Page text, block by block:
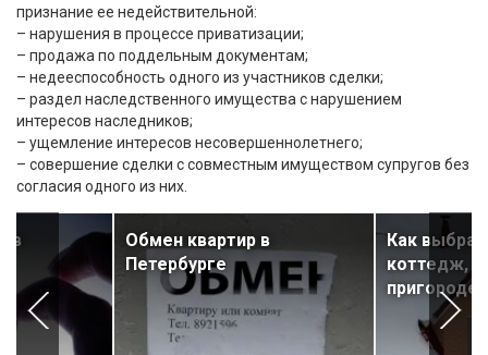
признание ее недействительной:
– нарушения в процессе приватизации;
– продажа по поддельным документам;
– недееспособность одного из участников сделки;
– раздел наследственного имущества с нарушением
интересов наследников;
– ущемление интересов несовершеннолетнего;
– совершение сделки с совместным имуществом супругов без
согласия одного из них.
в
Обмен квартир в
Петербурге
Как
коттедж,
пригороде